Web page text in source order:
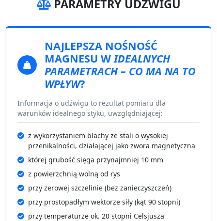
PARAMETRY UDŹWIGU
NAJLEPSZA NOŚNOŚĆ
MAGNESU WIDEALNYCH
PARAMETRACH– CO MA NA TO
WPŁYW?
Informacja o udźwigu to rezultat pomiaru dla
warunków idealnego styku, uwzględniającej:
z wykorzystaniem blachy ze stali o wysokiej
przenikalności, działającej jako zwora magnetyczna
której grubość sięga przynajmniej 10 mm
z powierzchnią wolną od rys
przy zerowej szczelinie (bez zanieczyszczeń)
przy prostopadłym wektorze siły (kąt 90 stopni)
przy temperaturze ok. 20 stopni Celsjusza